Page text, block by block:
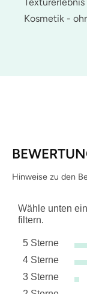
Kosmetik -
Hinweise zu den
Wähle unten
filtern.
5 Sterne
4 Sterne
3 Sterne